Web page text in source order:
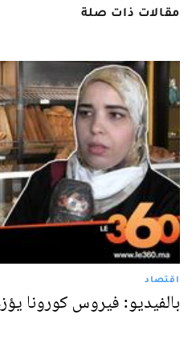
مقالات ذات صلة
اقتصاد
بالفيديو: فيروس كورونا